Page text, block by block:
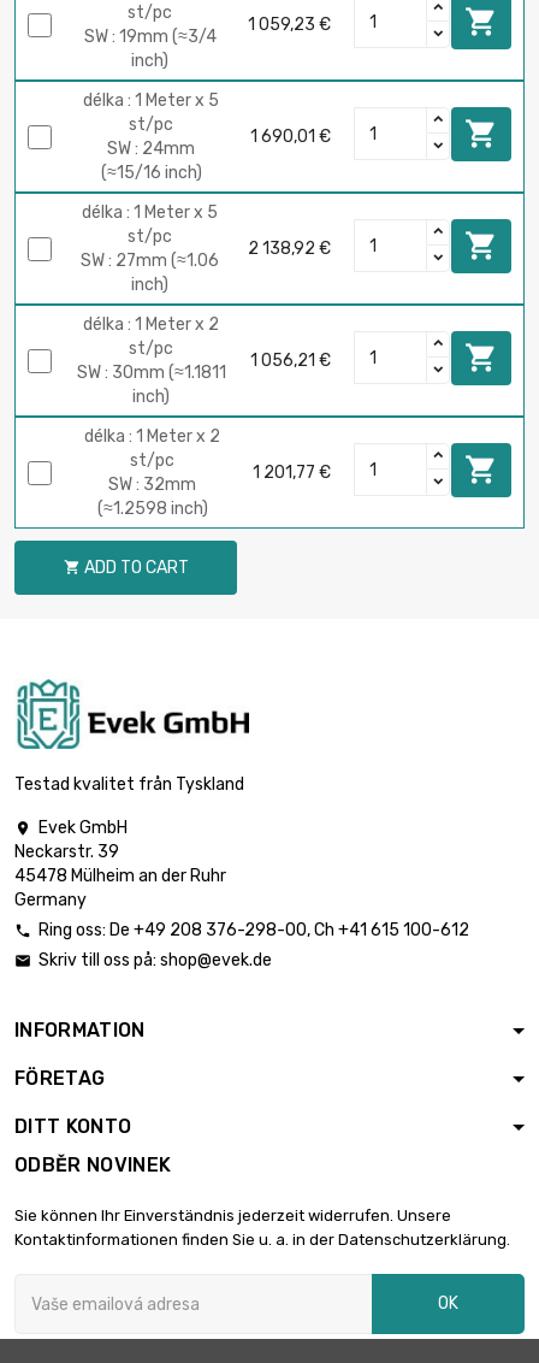
st/pc
SW : 19mm (≈3/4
inch)
1 059,23 € 
délka : 1 Meter x 5
st/pc
SW : 24mm
(≈15/16 inch)
1 690,01 € 
délka : 1 Meter x 5
st/pc
SW : 27mm (≈1.06
inch)
2 138,92 € 
délka : 1 Meter x 2
st/pc
SW : 30mm (≈1.1811
inch)
1 056,21 € 
délka : 1 Meter x 2
st/pc
SW : 32mm
(≈1.2598 inch)
1 201,77 € 
 ADD TO CART
Testad kvalitet från Tyskland

Evek GmbH
Neckarstr. 39
45478 Mülheim an der Ruhr
Germany
 Ring oss: De +49 208 376-298-00, Ch +41 615 100-612
 Skriv till oss på: shop@evek.de
INFORMATION
FÖRETAG
DITT KONTO
ODBĚR NOVINEK
Sie können Ihr Einverständnis jederzeit widerrufen. Unsere
Kontaktinformationen finden Sie u. a. in der Datenschutzerklärung.
OK